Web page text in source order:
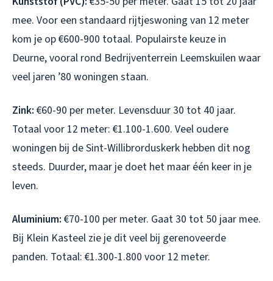
mee. Voor een standaard rijtjeswoning van 12 meter
kom je op €600-900 totaal. Populairste keuze in
Deurne, vooral rond Bedrijventerrein Leemskuilen waar
veel jaren ’80 woningen staan.
Zink: €60-90 per meter. Levensduur 30 tot 40 jaar.
Totaal voor 12 meter: €1.100-1.600. Veel oudere
woningen bij de Sint-Willibrorduskerk hebben dit nog
steeds. Duurder, maar je doet het maar één keer in je
leven.
Aluminium: €70-100 per meter. Gaat 30 tot 50 jaar mee.
Bij Klein Kasteel zie je dit veel bij gerenoveerde
panden. Totaal: €1.300-1.800 voor 12 meter.